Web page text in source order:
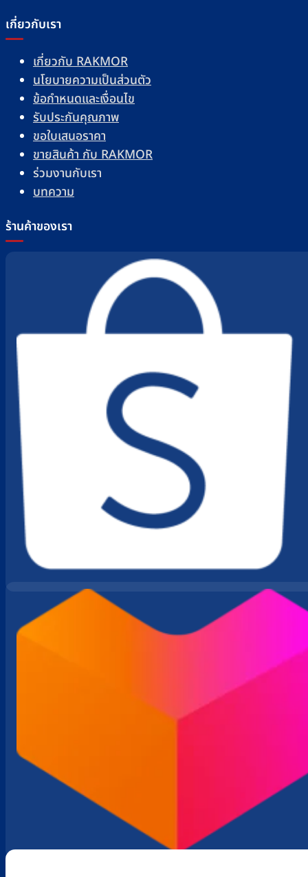
เกี่ยวกับเรา
เกี่ยวกับ RAKMOR
นโยบายความเป็นส่วนตัว
ข้อกำหนดและเงื่อนไข
รับประกันคุณภาพ
ขอใบเสนอราคา
ขายสินค้า กับ RAKMOR
ร่วมงานกับเรา
บทความ
ร้านค้าของเรา